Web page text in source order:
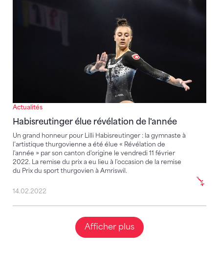
Actualités
Habisreutinger élue révélation de l'année
Un grand honneur pour Lilli Habisreutinger : la gymnaste à
l’artistique thurgovienne a été élue « Révélation de
l'année » par son canton d'origine le vendredi 11 février
2022. La remise du prix a eu lieu à l'occasion de la remise
du Prix du sport thurgovien à Amriswil.
14.02.2022
Afficher plus